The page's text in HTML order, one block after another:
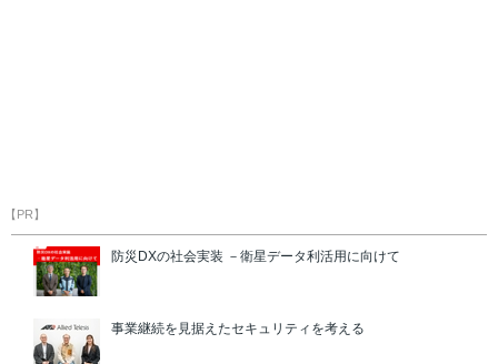
【PR】
防災DXの社会実装 －衛星データ利活用に向けて
事業継続を見据えたセキュリティを考える